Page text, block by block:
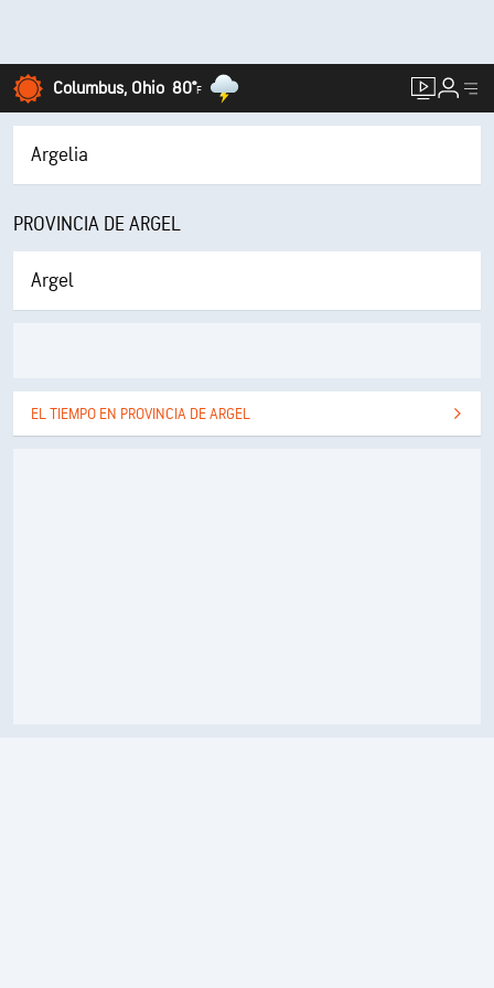
Columbus, Ohio 80°F
Argelia
PROVINCIA DE ARGEL
Argel
EL TIEMPO EN PROVINCIA DE ARGEL